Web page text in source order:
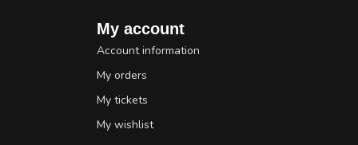
My account
Account information
My orders
My tickets
My wishlist